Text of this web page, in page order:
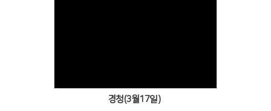
경청(3월17일)